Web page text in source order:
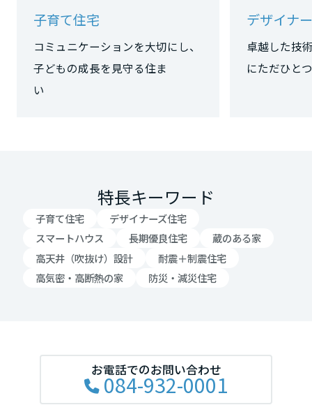
子育て住宅
コミュニケーションを大切にし、
子どもの成長を見守る住ま
い
デザイナ
卓越した技
にただひ
特長キーワード
子育て住宅
デザイナーズ住宅
スマートハウス
長期優良住宅
蔵のある家
高天井（吹抜け）設計
耐震＋制震住宅
高気密・高断熱の家
防災・減災住宅
お電話でのお問い合わせ
084-932-0001
岡山県
広島県
香川県
愛媛県
九州エリア